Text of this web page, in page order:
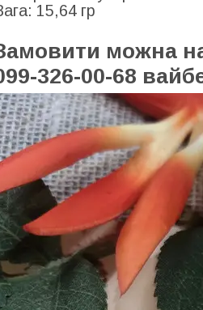
15,64 гр
можна
326-00-68